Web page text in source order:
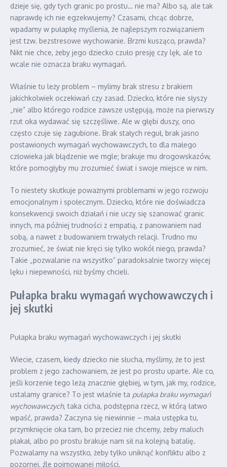
dzieje się, gdy tych granic po prostu… nie ma? Albo są, ale tak
naprawdę ich nie egzekwujemy? Czasami, chcąc dobrze,
wpadamy w pułapkę myślenia, że najlepszym rozwiązaniem
jest tzw. bezstresowe wychowanie. Brzmi kusząco, prawda?
Nikt nie chce, żeby jego dziecko czuło presję czy lęk, ale to
wcale nie oznacza braku wymagań.
Właśnie tu leży problem – mylimy brak stresu z brakiem
jakichkolwiek oczekiwań czy zasad. Dziecko, które nie słyszy
„nie” albo którego rodzice zawsze ustępują, może na pierwszy
rzut oka wydawać się szczęśliwe. Ale w głębi duszy, ono
często czuje się zagubione. Brak stałych reguł, brak jasno
postawionych wymagań wychowawczych, to dla małego
człowieka jak błądzenie we mgle; brakuje mu drogowskazów,
które pomogłyby mu zrozumieć świat i swoje miejsce w nim.
To niestety skutkuje poważnymi problemami w jego rozwoju
emocjonalnym i społecznym. Dziecko, które nie doświadcza
konsekwencji swoich działań i nie uczy się szanować granic
innych, ma później trudności z empatią, z panowaniem nad
sobą, a nawet z budowaniem trwałych relacji. Trudno mu
zrozumieć, że świat nie kręci się tylko wokół niego, prawda?
Takie „pozwalanie na wszystko” paradoksalnie tworzy więcej
lęku i niepewności, niż byśmy chcieli.
Pułapka braku wymagań wychowawczych i
jej skutki
Pułapka braku wymagań wychowawczych i jej skutki
Wiecie, czasem, kiedy dziecko nie słucha, myślimy, że to jest
problem z jego zachowaniem, że jest po prostu uparte. Ale co,
jeśli korzenie tego leżą znacznie głębiej, w tym, jak my, rodzice,
ustalamy granice? To jest właśnie ta pułapka braku wymagań
wychowawczych, taka cicha, podstępna rzecz, w którą łatwo
wpaść, prawda? Zaczyna się niewinnie – mała ustępka tu,
przymknięcie oka tam, bo przecież nie chcemy, żeby maluch
płakał, albo po prostu brakuje nam sił na kolejną batalię.
Pozwalamy na wszystko, żeby tylko uniknąć konfliktu albo z
pozornej, źle pojmowanej miłości.